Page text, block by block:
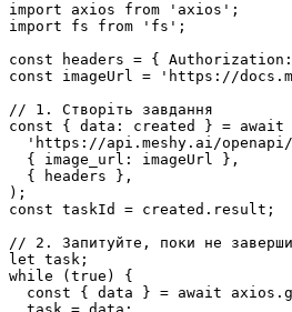
import axios from 'axios' ;
import fs from 'fs' ;
const
headers = { Authorization :
const
imageUrl =
'https://
// 1. Створіть завдання
const { data: created } = await
'https://api.meshy.ai/
  { image_url
: imageUrl } ,
  { headers }
,
);
const taskId = created .result;
// 2. Запитуйте, поки не
let task;
while ( true ) {
const { data } = await axios